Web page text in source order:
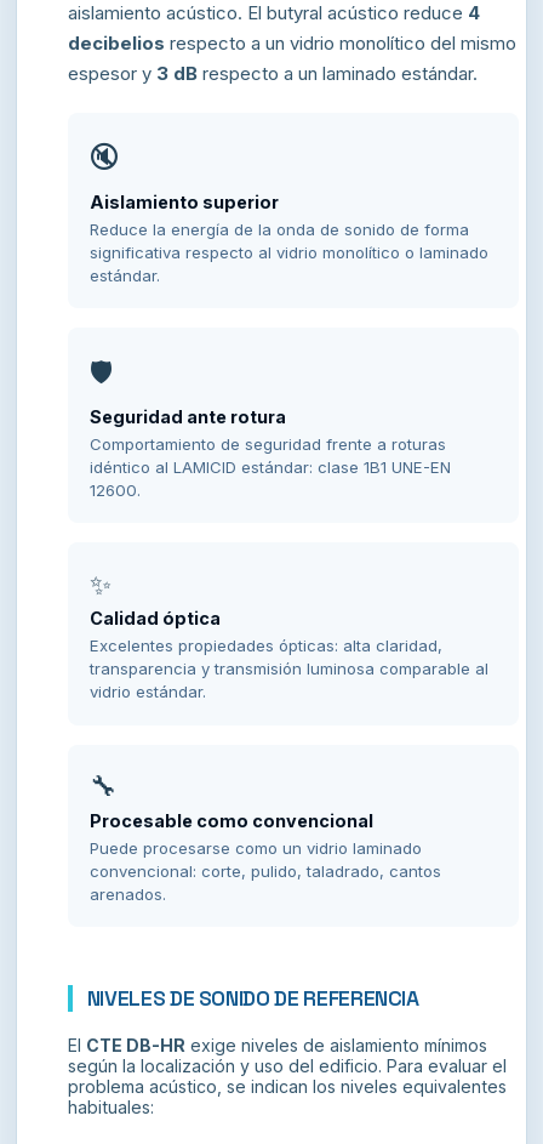
aislamiento acústico. El butyral acústico reduce 4
decibelios respecto a un vidrio monolítico del mismo
espesor y 3 dB respecto a un laminado estándar.
🔇
Aislamiento superior
Reduce la energía de la onda de sonido de forma
significativa respecto al vidrio monolítico o laminado
estándar.
🛡️
Seguridad ante rotura
Comportamiento de seguridad frente a roturas
idéntico al LAMICID estándar: clase 1B1 UNE-EN
12600.
✨
Calidad óptica
Excelentes propiedades ópticas: alta claridad,
transparencia y transmisión luminosa comparable al
vidrio estándar.
🔧
Procesable como convencional
Puede procesarse como un vidrio laminado
convencional: corte, pulido, taladrado, cantos
arenados.
NIVELES DE SONIDO DE REFERENCIA
El CTE DB-HR exige niveles de aislamiento mínimos
según la localización y uso del edificio. Para evaluar el
problema acústico, se indican los niveles equivalentes
habituales: